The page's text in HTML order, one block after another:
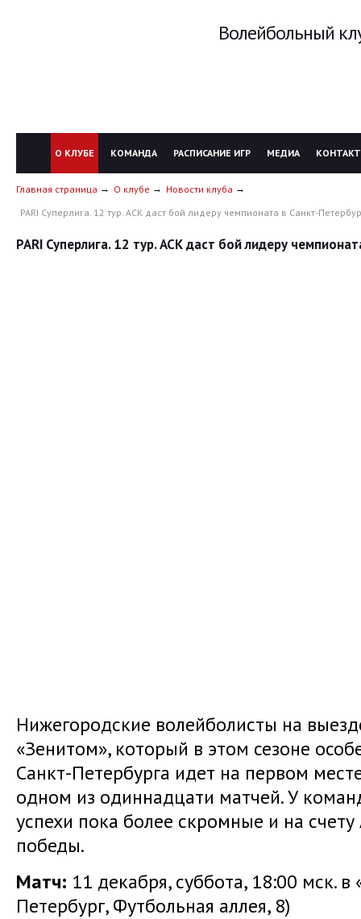
Волейбольный
О КЛУБЕ КОМАНДА РАСПИСАНИЕ ИГР МЕДИА
Главная страница О клубе
Новости клуба
PARI Суперлига. 12 тур. АСК даст бой лидеру чемпионата в Санкт-
PARI Суперлига. 12 тур. АСК даст бой лидеру
Нижегородские волейболисты на
«Зенитом», который в этом сезоне
Санкт-Петербурга идет на первом
одном из одиннадцати матчей. У
успехи пока более скромные и на
победы.
Матч: 11 декабря, суббота, 18:00 мск.
Петербург, Футбольная аллея, 8)